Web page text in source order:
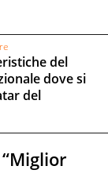
del
dove si
del